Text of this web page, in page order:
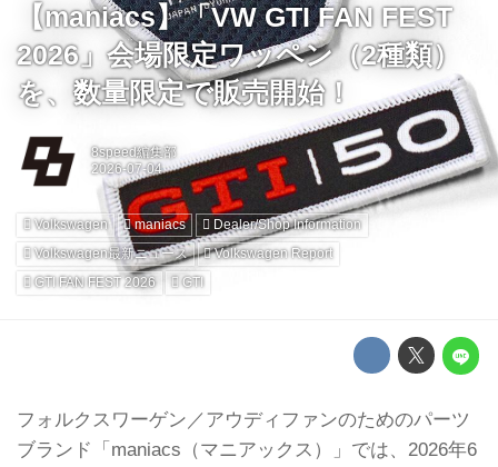
【maniacs】「VW GTI FAN FEST
2026」会場限定ワッペン（2種類）
を、数量限定で販売開始！
8speed編集部
Volkswagen maniacs
Dealer/Shop Information
Volkswagen最新ニュース
Volkswagen Report
GTI FAN FEST 2026
GTI
フォルクスワーゲン／アウディファンのためのパーツ
ブランド「maniacs（マニアックス）」では、2026年6